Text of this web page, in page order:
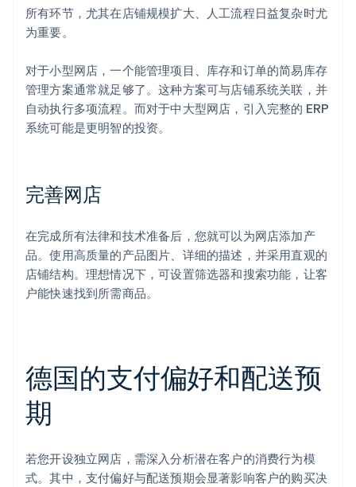
所有环节，尤其在店铺规模扩大、人工流程日益复杂时尤
为重要。
对于小型网店，一个能管理项目、库存和订单的简易库存
管理方案通常就足够了。这种方案可与店铺系统关联，并
自动执行多项流程。而对于中大型网店，引入完整的 ERP
系统可能是更明智的投资。
完善网店
在完成所有法律和技术准备后，您就可以为网店添加产
品。使用高质量的产品图片、详细的描述，并采用直观的
店铺结构。理想情况下，可设置筛选器和搜索功能，让客
户能快速找到所需商品。
德国的支付偏好和配送预
期
若您开设独立网店，需深入分析潜在客户的消费行为模
式。其中，支付偏好与配送预期会显著影响客户的购买决